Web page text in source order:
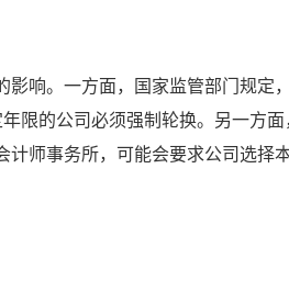
影响。一方面，国家监管部门规定
限的公司必须强制轮换。另一方
计师事务所，可能会要求公司选择